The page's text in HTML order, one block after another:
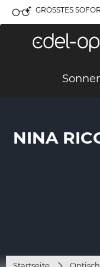
GRÖSSTES
NINA